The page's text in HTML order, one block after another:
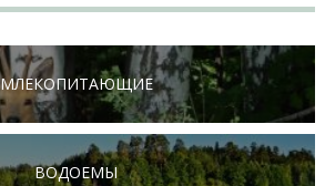
МЛЕКОПИТАЮЩИЕ
ВОДОЕМЫ